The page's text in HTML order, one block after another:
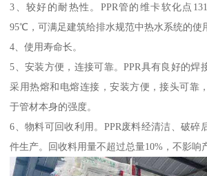
3、较好的耐热性。PPR管的维卡软化点
95℃，可满足建筑给排水规范中热水系统的使
4、使用寿命长。
5、安装方便，连接可靠。PPR具有良好的焊
采用热熔和电熔连接，安装方便，接头可靠
于管材本身的强度。
6、物料可回收利用。PPR废料经清洁、破碎
件生产。回收料用量不超过总量10%，不影响